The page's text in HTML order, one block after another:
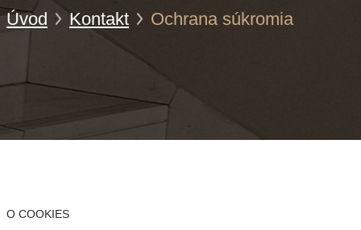
Úvod Kontakt Ochrana súkromia
O COOKIES